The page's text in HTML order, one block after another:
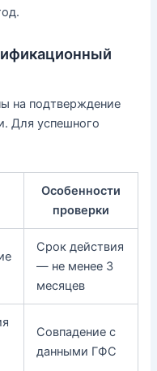
на подтверждение
Для успешного
Особенности
проверки
Срок действия
— не менее 3
месяцев
Совпадение с
данными ГФС